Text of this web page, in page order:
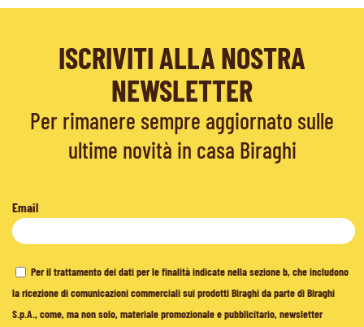
ISCRIVITI ALLA NOSTRA
NEWSLETTER
Per rimanere sempre aggiornato sulle
ultime novità in casa Biraghi
Email
Per il trattamento dei dati per le finalità indicate nella sezione b, che includono
la ricezione di comunicazioni commerciali sui prodotti Biraghi da parte di Biraghi
S.p.A., come, ma non solo, materiale promozionale e pubblicitario, newsletter